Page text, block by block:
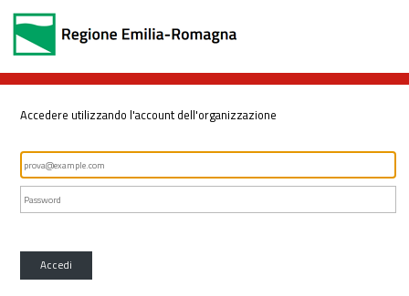
Accedere utilizzando l'account dell'organizzazione
Accedi